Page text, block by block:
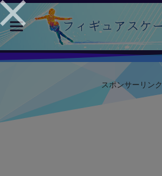
toggle
navigation
スポンサーリンク